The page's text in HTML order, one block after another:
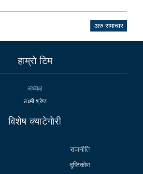
अरु समाचार
हाम्राे टिम
अध्यक्ष
लक्ष्मी श्रेष्ठ
विशेष क्याटेगाेरी
राजनीति
दृष्टिकोण